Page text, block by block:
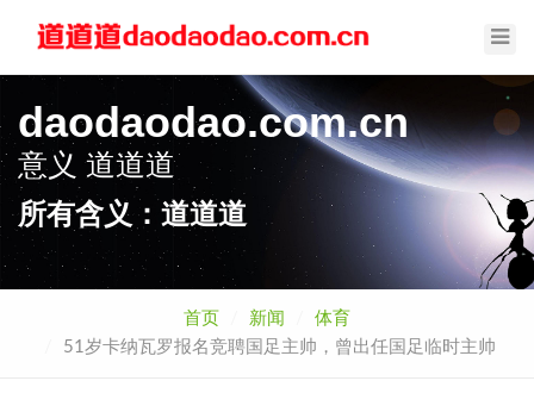
daodaodao.com.cn
意义道道道
所有含义：道道道
首页 新闻
体育
51岁卡纳瓦罗报名竞聘国足主帅，曾出任国足临时主帅